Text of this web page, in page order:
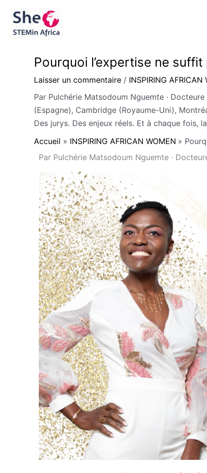
contenu
Pourquoi l’expertise ne
Laisser un commentaire / INSPIRING AFRICAN
Par Pulchérie Matsodoum Nguemte ·
(Espagne), Cambridge (Royaume-Uni),
Des jurys. Des enjeux réels. Et à chaque fois,
Accueil
INSPIRING AFRICAN WOMEN
Par Pulchérie Matsodoum Nguemte ·